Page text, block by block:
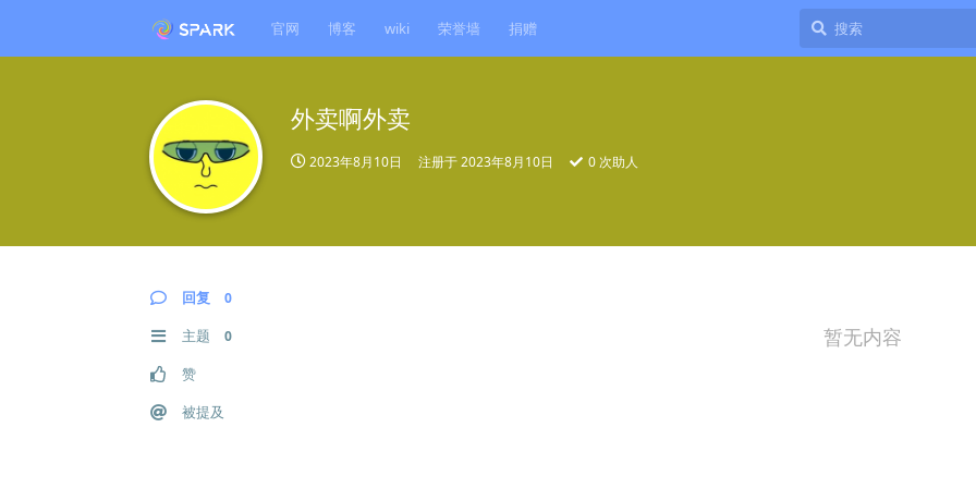
官网 博客 wiki 荣誉墙 捐赠
外卖啊外卖
2023年8月10日 注册于2023年8月10日 0 次助人
回复 0
主题 0
赞
被提及
暂无内容